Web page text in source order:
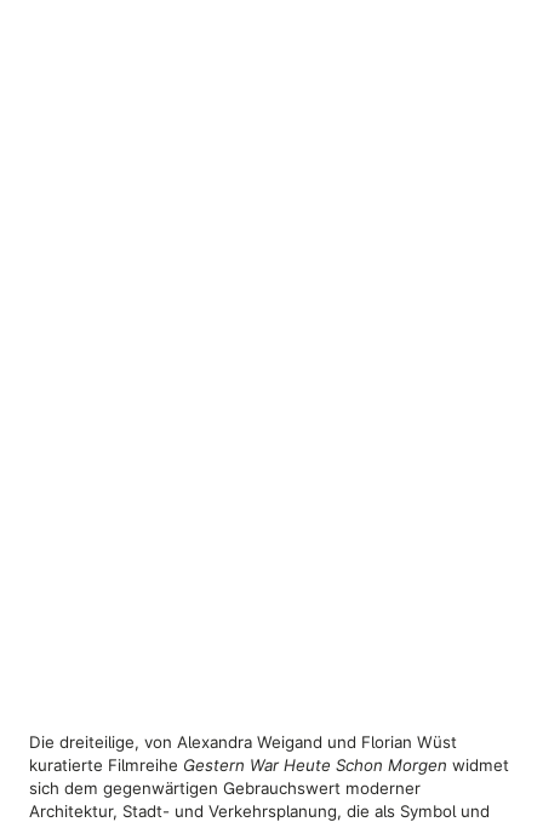
Die dreiteilige, von Alexandra Weigand und Florian Wüst
kuratierte Filmreihe Gestern War Heute Schon Morgen widmet
sich dem gegenwärtigen Gebrauchswert moderner
Architektur, Stadt- und Verkehrsplanung, die als Symbol und